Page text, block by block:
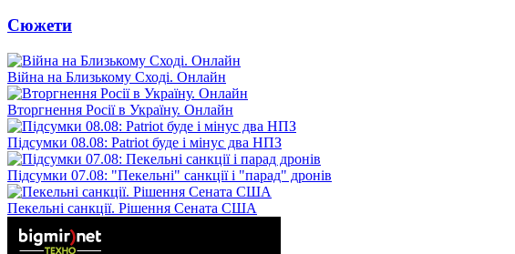
Сюжети
Війна на Близькому Сході. Онлайн
Вторгнення Росії в Україну. Онлайн
Підсумки 08.08: Patriot буде і мінус два НПЗ
Підсумки 07.08: "Пекельні" санкції і "парад" дронів
Пекельні санкції. Рішення Сената США